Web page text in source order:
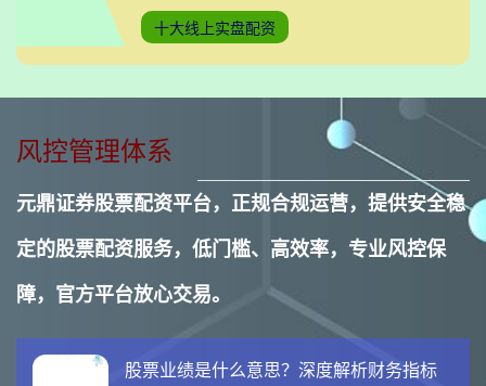
近期A股市场持续承压，三大指数集体陷
入技术性熊市。截至最新交易日，上证指
数年内累
十大线上实盘配资
风控管理体系
元鼎证券股票配资平台，正规合规运营，提供安全稳
定的股票配资服务，低门槛、高效率，专业风控保
障，官方平台放心交易。
股票业绩是什么意思？深度解析财务指标